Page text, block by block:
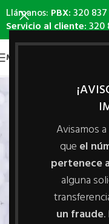
Avisamos
que el
pertenece
alguna
un fraude.
Llámanos: PBX:320
Servicio al cliente:320
MENÚ
Queremos
web;
de forma